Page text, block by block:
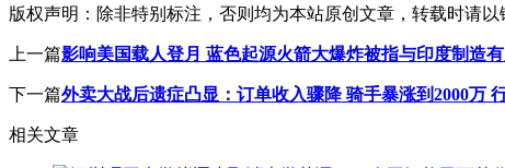
版权声明： 除非特别标注，否则均为本站原创文章，转载时请以
上一篇影响美国载人登月 蓝色起源火箭大爆炸被指与印度制造
下一篇外卖大战后遗症凸显：订单收入骤降 骑手暴涨到2000万
相关文章